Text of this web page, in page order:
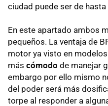
ciudad puede ser de hasta
En este apartado ambos
pequeños. La ventaja de
motor ya visto en
más cómodo de manejar
embargo por ello mismo
del poder será más
torpe al responder a